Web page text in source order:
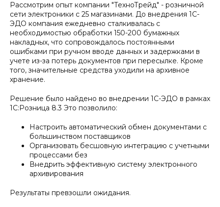
Рассмотрим опыт компании "ТехноТрейд" - розничной
сети электроники с 25 магазинами. До внедрения 1С-
ЭДО компания ежедневно сталкивалась с
необходимостью обработки 150-200 бумажных
накладных, что сопровождалось постоянными
ошибками при ручном вводе данных и задержками в
учете из-за потерь документов при пересылке. Кроме
того, значительные средства уходили на архивное
хранение.
Решение было найдено во внедрении 1С-ЭДО в рамках
1С:Розница 8.3 Это позволило:
Настроить автоматический обмен документами с
большинством поставщиков
Организовать бесшовную интеграцию с учетными
процессами без
Внедрить эффективную систему электронного
архивирования
Результаты превзошли ожидания.